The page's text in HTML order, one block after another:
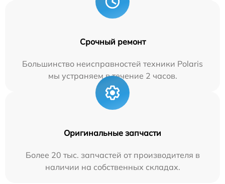
Срочный ремонт
Большинство неисправностей техники Polaris
мы устраняем в течение 2 часов.
Оригинальные запчасти
Более 20 тыс. запчастей от производителя в
наличии на собственных складах.